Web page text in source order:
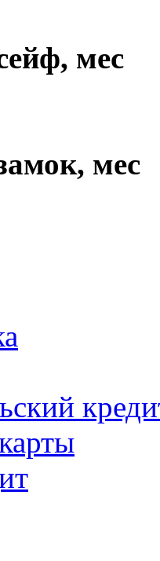
мес
мес